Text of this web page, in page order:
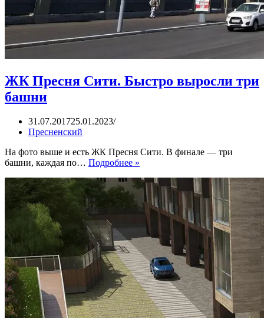
ЖК Пресня Сити. Быстро выросли три
башни
31.07.201725.01.2023
Пресненский
На фото выше и есть ЖК Пресня Сити. В финале — три
башни, каждая по… Подробнее »
Сити.
Быстро
выросли
три
башни